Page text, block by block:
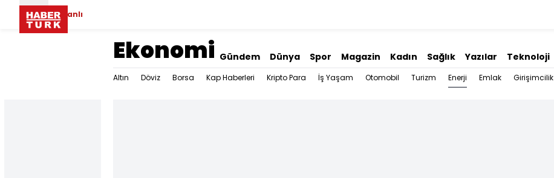
Canlı
Ekonomi Gündem Dünya Spor Magazin Kadın Sağlık Yazılar Teknoloji
Altın Döviz Borsa Kap Haberleri Kripto Para İş Yaşam Otomobil Turizm Enerji Emlak Girişimcilik